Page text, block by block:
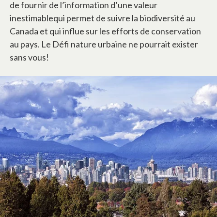
de fournir de l’information d’une valeur
inestimablequi permet de suivre la biodiversité au
Canada et qui influe sur les efforts de conservation
au pays. Le Défi nature urbaine ne pourrait exister
sans vous!